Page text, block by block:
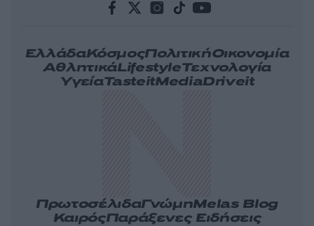
ΕλλάδαΚόσμοςΠολιτικήΟικονομία
ΑθλητικάLifestyleΤεχνολογία
ΥγείαTasteitMediaDriveit
ΠρωτοσέλιδαΓνώμηMelas Blog
ΚαιρόςΠαράξενες Ειδήσεις